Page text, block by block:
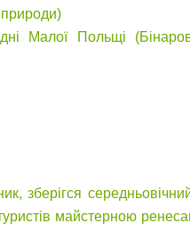
Малої Польщі
зберігся
майстерною